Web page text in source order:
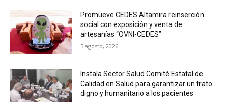
Promueve CEDES Altamira reinserción
social con exposición y venta de
artesanías “OVNI-CEDES”
5 agosto, 2026
Instala Sector Salud Comité Estatal de
Calidad en Salud para garantizar un trato
digno y humanitario a los pacientes